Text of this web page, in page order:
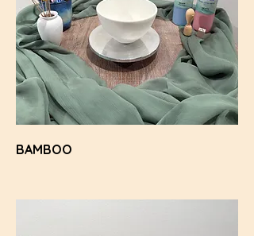
BAMBOO